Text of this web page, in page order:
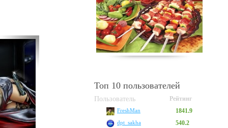
Топ 10 пользователей
Пользователь Рейтинг
FreshMan 1841.9
dpt_sakha 540.2